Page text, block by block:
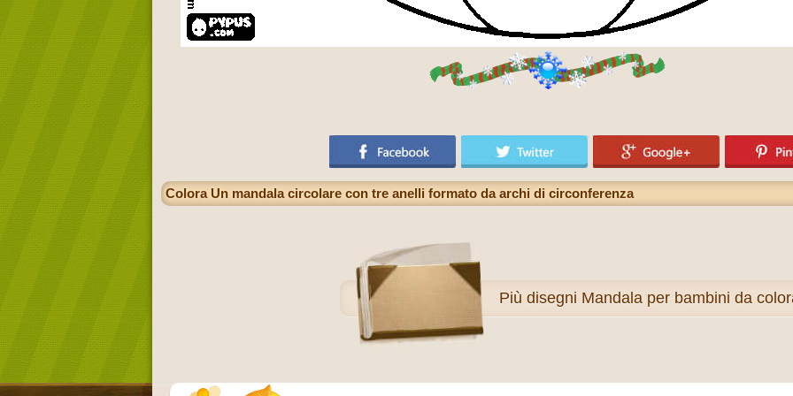
Colora Un mandala circolare con tre anelli formato da archi di circonferenza
Più disegni Mandala per bambini da